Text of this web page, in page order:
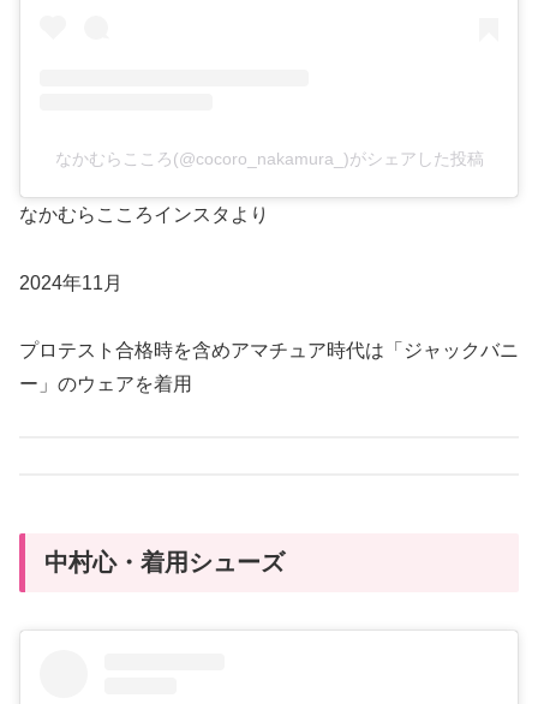
なかむらこころ(@cocoro_nakamura_)がシェアした投稿
なかむらこころインスタより
2024年11月
プロテスト合格時を含めアマチュア時代は「ジャックバニ
ー」のウェアを着用
中村心・着用シューズ